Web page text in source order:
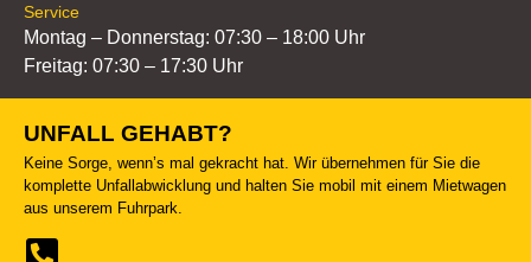
Service
Montag – Donnerstag: 07:30 – 18:00 Uhr
Freitag: 07:30 – 17:30 Uhr
UNFALL GEHABT?
Keine Sorge, wenn’s mal gekracht hat. Wir übernehmen für Sie die
komplette Unfallabwicklung und halten Sie mobil mit einem Mietwagen
aus unserem Fuhrpark.